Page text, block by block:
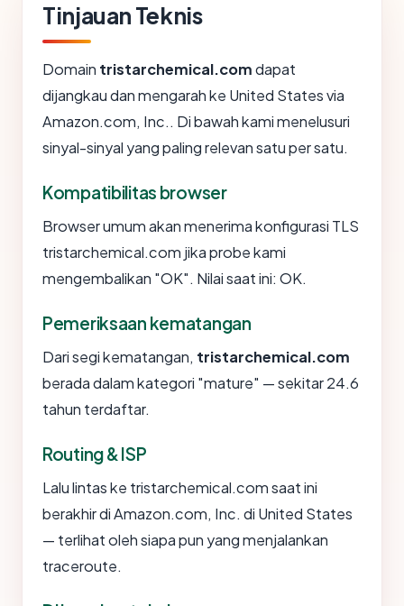
Tinjauan Teknis
Domain tristarchemical.comdapat
dijangkau dan mengarah ke United States via
Amazon.com, Inc.. Di bawah kami menelusuri
sinyal-sinyal yang paling relevan satu per satu.
Kompatibilitas browser
Browser umum akan menerima konfigurasi TLS
tristarchemical.com jika probe kami
mengembalikan "OK". Nilai saat ini: OK.
Pemeriksaan kematangan
Dari segi kematangan, tristarchemical.com
berada dalam kategori "mature" — sekitar 24.6
tahun terdaftar.
Routing & ISP
Lalu lintas ke tristarchemical.com saat ini
berakhir di Amazon.com, Inc. di United States
— terlihat oleh siapa pun yang menjalankan
traceroute.